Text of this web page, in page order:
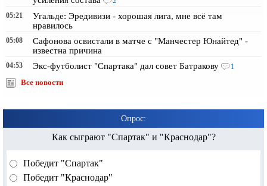
05:21
Угальде: Эредивизи - хорошая лига, мне всё там
нравилось
05:08
Сафонова освистали в матче с "Манчестер Юнайтед" -
известна причина
04:53 Экс-футболист "Спартака" дал совет Батракову
1
Все новости
Опрос:
Как сыграют "Спартак" и "Краснодар"?
Победит "Спартак"
Победит "Краснодар"